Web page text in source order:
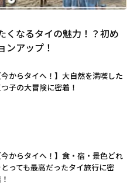
くなるタイの魅力！？初め
ンアップ！
今からタイへ！】大自然を満喫した
子の大冒険に密着！
今からタイへ！】食・宿・景色どれ
っても最高だったタイ旅行に密